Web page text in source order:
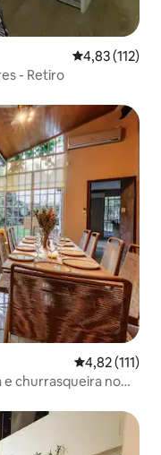
4,83 de uma
4,83 (112)
- Retiro
4,82 de uma
4,82 (111)
e churrasqueira no